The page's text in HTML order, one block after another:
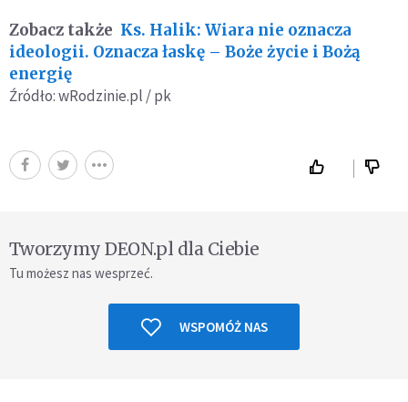
Zobacz także Ks. Halik: Wiara nie oznacza
ideologii. Oznacza łaskę – Boże życie i Bożą
energię
Źródło: wRodzinie.pl / pk
Tworzymy DEON.pl dla Ciebie
Tu możesz nas wesprzeć.
WSPOMÓŻ NAS